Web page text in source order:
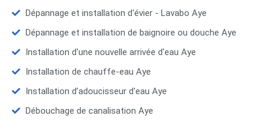
Dépannage et installation d'évier - Lavabo Aye
Dépannage et installation de baignoire ou douche Aye
Installation d'une nouvelle arrivée d'eau Aye
Installation de chauffe-eau Aye
Installation d’adoucisseur d'eau Aye
Débouchage de canalisation Aye